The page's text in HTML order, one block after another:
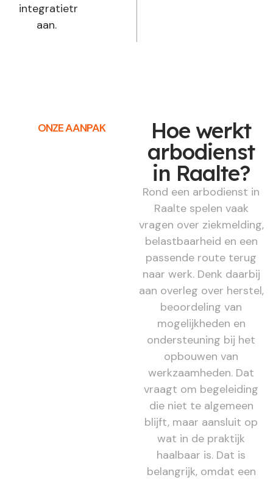
integratietraject
aan.
ONZE AANPAK Hoe werkt
arbodienst
in Raalte?
Rond een arbodienst in
Raalte spelen vaak
vragen over ziekmelding,
belastbaarheid en een
passende route terug
naar werk. Denk daarbij
aan overleg over herstel,
beoordeling van
mogelijkheden en
ondersteuning bij het
opbouwen van
werkzaamheden. Dat
vraagt om begeleiding
die niet te algemeen
blijft, maar aansluit op
wat in de praktijk
haalbaar is. Dat is
belangrijk, omdat een